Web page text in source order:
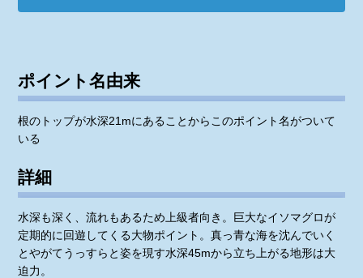
ポイント名由来
根のトップが水深21mにあることからこのポイント名がついて
いる
詳細
水深も深く、流れもあるため上級者向き。巨大なイソマグロが
定期的に回遊してくる大物ポイント。真っ青な海を沈んでいく
とやがてうっすらと姿を現す水深45mから立ち上がる地形は大
迫力。